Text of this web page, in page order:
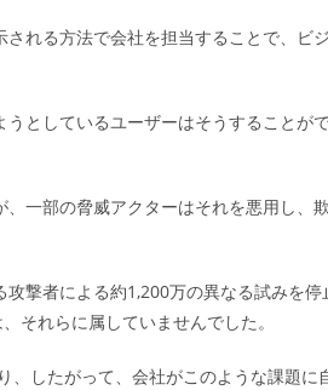
れる方法で会社を担当することで、ビジ
としているユーザーはそうすることが
一部の脅威アクターはそれを悪用し、欺
撃者による約1,200万の異なる試みを停
それらに属していませんでした。
、したがって、会社がこのような課題に